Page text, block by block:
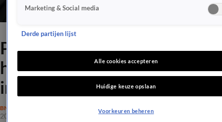
Puberzoon geeft Jet de Nijs
houvast: 'Extra motivatie om
in actie te komen'
BN'ERS
20 mei 2026, 11:19
Marketing & Social media
Derde partijen lijst
Alle cookies accepteren
Huidige keuze opslaan
Voorkeuren beheren